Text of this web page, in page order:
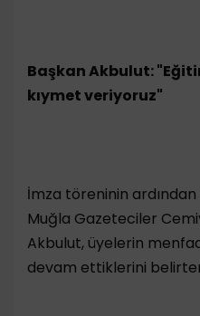
Başkan Akbulut:
kıymet veriyoruz"
İmza töreninin
Muğla Gazeteciler
Akbulut, üyelerin
devam ettiklerini